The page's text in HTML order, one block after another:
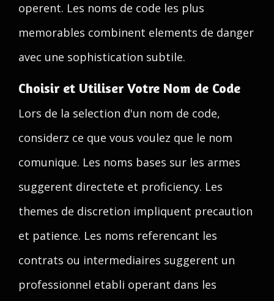
operent. Les noms de code les plus
memorables combinent elements de danger
avec une sophistication subtile.
Choisir et Utiliser Votre Nom de Code
Lors de la selection d'un nom de code,
considerz ce que vous voulez que le nom
comunique. Les noms bases sur les armes
suggerent directete et proficiency. Les
themes de discretion impliquent precaution
et patience. Les noms referencant les
contrats ou intermediaires suggerent un
professionnel etabli operant dans les